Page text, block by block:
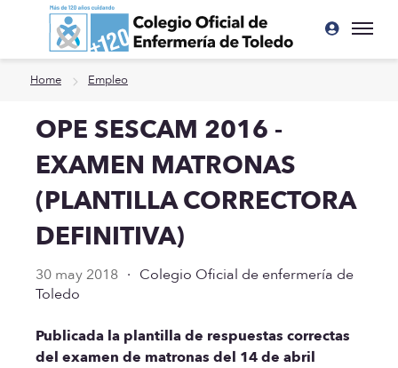
Ir a contenido principal
Home Empleo
OPE SESCAM 2016 -
EXAMEN MATRONAS
(PLANTILLA CORRECTORA
DEFINITIVA)
30 may 2018 · Colegio Oficial de enfermería de
Toledo
Publicada la plantilla de respuestas correctas
del examen de matronas del 14 de abril